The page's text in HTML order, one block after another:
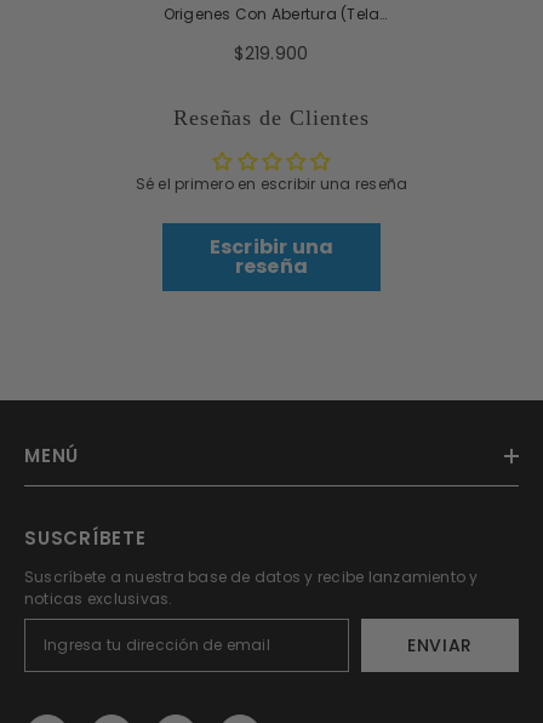
Origenes Con Abertura (Tela
Eco)
$219.900
Reseñas de Clientes
Sé el primero en escribir una reseña
Escribir una
reseña
MENÚ
SUSCRÍBETE
Suscríbete a nuestra base de datos y recibe lanzamiento y
noticas exclusivas.
ENVIAR